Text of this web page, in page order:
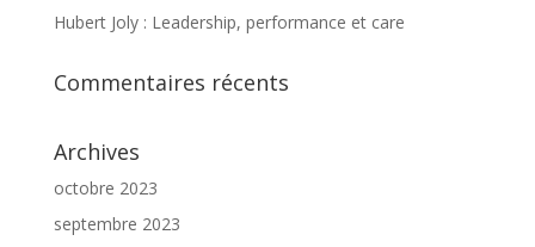
Hubert Joly : Leadership, performance et care
Commentaires récents
Archives
octobre 2023
septembre 2023